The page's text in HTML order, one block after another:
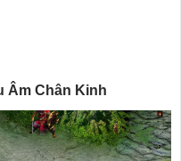
Âm Chân Kinh